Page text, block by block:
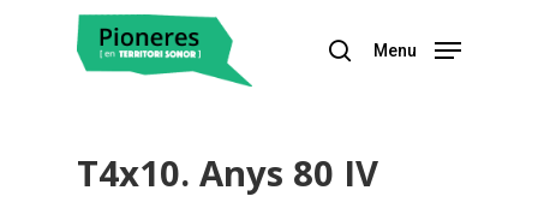
Menu
T4x10. Anys 80 IV